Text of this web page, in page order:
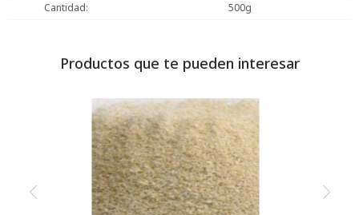
Cantidad
500g
Productos que te pueden interesar